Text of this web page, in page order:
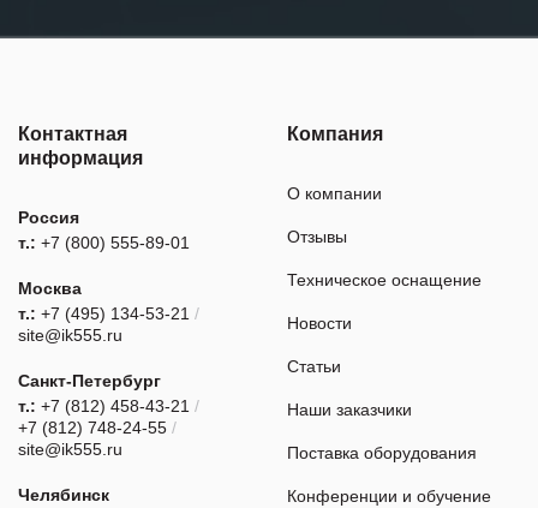
Контактная
информация
Россия
т.: +7 (800) 555-89-01
Москва
т.: +7 (495) 134-53-21 /
site@ik555.ru
Санкт-Петербург
т.: +7 (812) 458-43-21 /
+7 (812) 748-24-55 /
site@ik555.ru
Челябинск
Компания
О компании
Отзывы
Техническое оснащение
Новости
Статьи
Наши заказчики
Поставка оборудования
Конференции и обучение